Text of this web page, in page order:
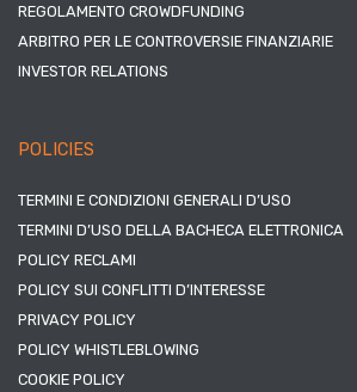
REGOLAMENTO CROWDFUNDING
ARBITRO PER LE CONTROVERSIE FINANZIARIE
INVESTOR RELATIONS
POLICIES
TERMINI E CONDIZIONI GENERALI D’USO
TERMINI D’USO DELLA BACHECA ELETTRONICA
POLICY RECLAMI
POLICY SUI CONFLITTI D’INTERESSE
PRIVACY POLICY
POLICY WHISTLEBLOWING
COOKIE POLICY